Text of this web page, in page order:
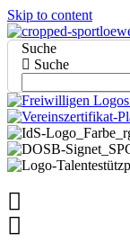
Skip to content
Suche
Suche